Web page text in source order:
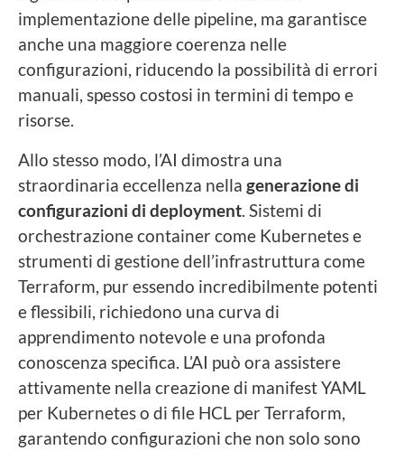
implementazione delle pipeline, ma garantisce
anche una maggiore coerenza nelle
configurazioni, riducendo la possibilità di errori
manuali, spesso costosi in termini di tempo e
risorse.
Allo stesso modo, l’AI dimostra una
straordinaria eccellenza nella generazione di
configurazioni di deployment. Sistemi di
orchestrazione container come Kubernetes e
strumenti di gestione dell’infrastruttura come
Terraform, pur essendo incredibilmente potenti
e flessibili, richiedono una curva di
apprendimento notevole e una profonda
conoscenza specifica. L’AI può ora assistere
attivamente nella creazione di manifest YAML
per Kubernetes o di file HCL per Terraform,
garantendo configurazioni che non solo sono